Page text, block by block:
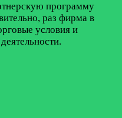
программу
раз фирма в
условия и